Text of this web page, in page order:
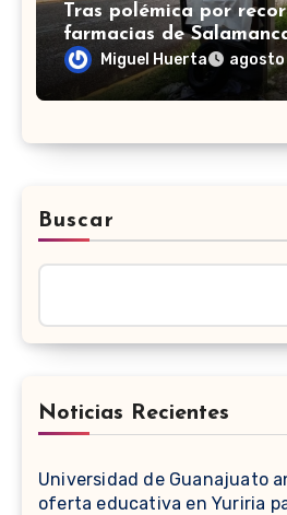
Tras polémica por
farmacias de
servicio nocturno
Miguel Huerta agosto
Buscar
Noticias Recientes
Universidad de Guanajuato
oferta educativa en Yuriria